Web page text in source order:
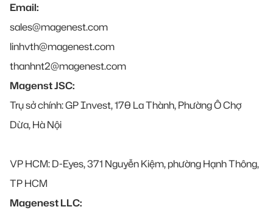
Email:
sales@magenest.com
linhvth@magenest.com
thanhnt2@magenest.com
Magenst JSC:
Trụ sở chính: GP Invest, 170 La Thành, Phường Ô Chợ
Dừa, Hà Nội
VP HCM: D-Eyes, 371 Nguyễn Kiệm, phường Hạnh Thông,
TP HCM
Magenest LLC: